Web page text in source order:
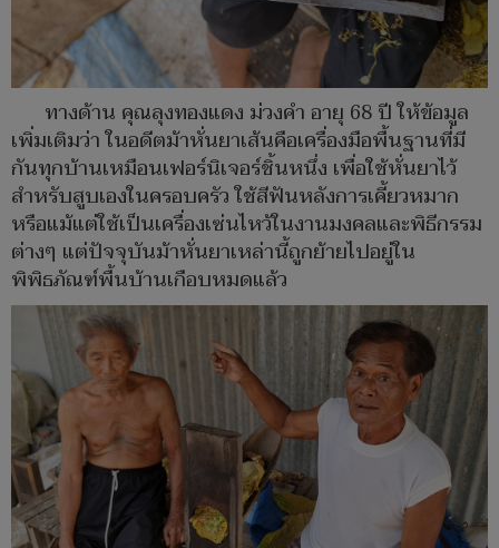
ทางด้าน คุณลุงทองแดง ม่วงคำ อายุ 68 ปี ให้ข้อมูล
เพิ่มเติมว่า ในอดีตม้าหั่นยาเส้นคือเครื่องมือพื้นฐานที่มี
กันทุกบ้านเหมือนเฟอร์นิเจอร์ชิ้นหนึ่ง เพื่อใช้หั่นยาไว้
สำหรับสูบเองในครอบครัว ใช้สีฟันหลังการเคี้ยวหมาก
หรือแม้แต่ใช้เป็นเครื่องเซ่นไหว้ในงานมงคลและพิธีกรรม
ต่างๆ แต่ปัจจุบันม้าหั่นยาเหล่านี้ถูกย้ายไปอยู่ใน
พิพิธภัณฑ์พื้นบ้านเกือบหมดแล้ว